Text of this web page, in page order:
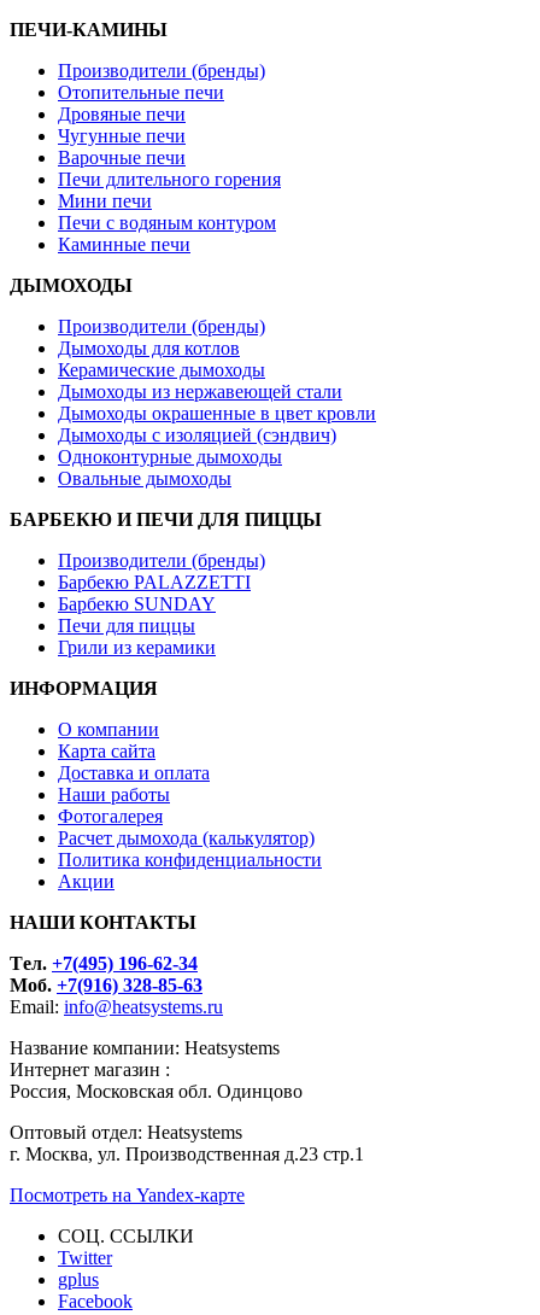
ПЕЧИ-КАМИНЫ
Производители (бренды)
Отопительные печи
Дровяные печи
Чугунные печи
Варочные печи
Печи длительного горения
Мини печи
Печи с водяным контуром
Каминные печи
ДЫМОХОДЫ
Производители (бренды)
Дымоходы для котлов
Керамические дымоходы
Дымоходы из нержавеющей стали
Дымоходы окрашенные в цвет кровли
Дымоходы с изоляцией (сэндвич)
Одноконтурные дымоходы
Овальные дымоходы
БАРБЕКЮ И ПЕЧИ ДЛЯ ПИЦЦЫ
Производители (бренды)
Барбекю PALAZZETTI
Барбекю SUNDAY
Печи для пиццы
Грили из керамики
ИНФОРМАЦИЯ
О компании
Карта сайта
Доставка и оплата
Наши работы
Фотогалерея
Расчет дымохода (калькулятор)
Политика конфиденциальности
Акции
НАШИ КОНТАКТЫ
Tел. +7(495) 196-62-34
Моб. +7(916) 328-85-63
Email: info@heatsystems.ru
Название компании: Heatsystems
Интернет магазин :
Россия, Московская обл. Одинцово
Оптовый отдел: Heatsystems
г. Москва, ул. Производственная д.23 стр.1
Посмотреть на Yandex-карте
СОЦ. ССЫЛКИ
Twitter
gplus
Facebook